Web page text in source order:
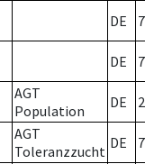
DE 7
DE 7
AGT
Population
DE 2
AGT
Toleranzzucht DE 7